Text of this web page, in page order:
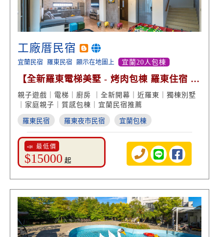
工廠厝民宿
宜蘭民宿 羅東民宿 顯示在地圖上 宜蘭20人包棟
【全新羅東電梯美墅 - 烤肉包棟 羅東住宿 親
子玩樂】
親子遊戲｜電梯｜廚房 ｜全新開幕｜近羅東｜獨棟別墅
｜家庭親子｜質感包棟｜宜蘭民宿推薦
羅東民宿 羅東夜市民宿 宜蘭包棟
📣 最低價
$15000 起